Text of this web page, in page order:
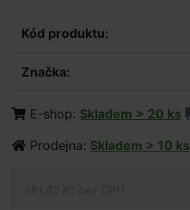
Kód produktu:
Značka:
E-shop: Skladem > 20 ks
Prodejna: Skladem > 10 ks